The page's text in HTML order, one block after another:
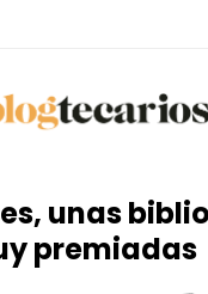
unas
premiadas